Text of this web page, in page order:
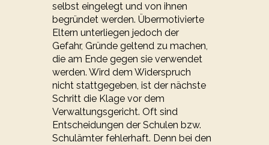
selbst eingelegt und von ihnen
begründet werden. Übermotivierte
Eltern unterliegen jedoch der
Gefahr, Gründe geltend zu machen,
die am Ende gegen sie verwendet
werden. Wird dem Widerspruch
nicht stattgegeben, ist der nächste
Schritt die Klage vor dem
Verwaltungsgericht. Oft sind
Entscheidungen der Schulen bzw.
Schulämter fehlerhaft. Denn bei den